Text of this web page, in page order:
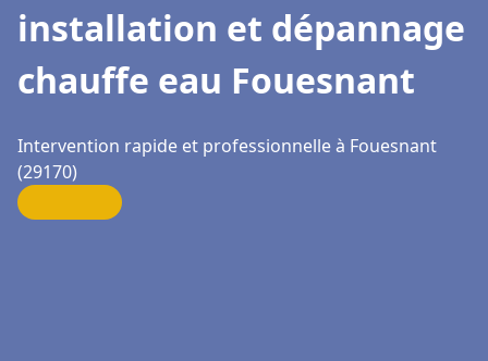
installation et dépannage
chauffe eau Fouesnant
Intervention rapide et professionnelle à Fouesnant
(29170)